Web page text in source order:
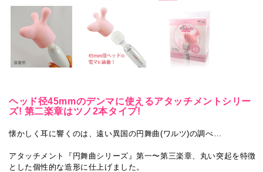
ヘッド径45mmのデンマに使えるアタッチメントシリー
ズ! 第二楽章はツノ2本タイプ!
懐かしく耳に響くのは、遠い異国の円舞曲(ワルツ)の調べ…
アタッチメント『円舞曲シリーズ』第一〜第三楽章、丸い突起を特徴
とした個性的な造形に仕上げました。